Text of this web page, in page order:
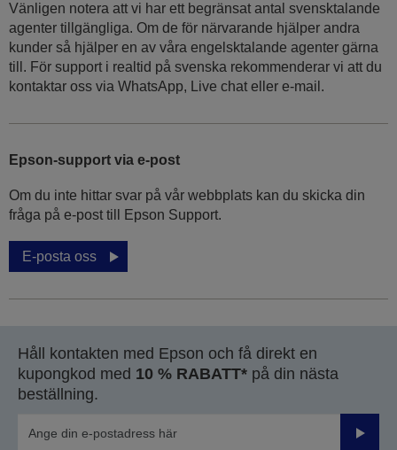
Vänligen notera att vi har ett begränsat antal svensktalande
agenter tillgängliga. Om de för närvarande hjälper andra
kunder så hjälper en av våra engelsktalande agenter gärna
till. För support i realtid på svenska rekommenderar vi att du
kontaktar oss via WhatsApp, Live chat eller e-mail.
Epson-support via e-post
Om du inte hittar svar på vår webbplats kan du skicka din
fråga på e-post till Epson Support.
E-posta oss
Håll kontakten med Epson och få direkt en
kupongkod med 10 % RABATT* på din nästa
beställning.
Skicka